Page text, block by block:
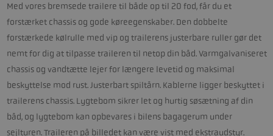
Med vores bremsede trailere til både op til 20 fod, får du et
forstærket chassis og gode køreegenskaber. Den dobbelte
forstærkede kølrulle med vip og trailerens justerbare ruller gør det
nemt for dig at tilpasse traileren til netop din båd. Varmgalvaniseret
chassis og vandtætte lejer for længere levetid og maksimal
beskyttelse mod rust. Justerbart spiltårn. Kablerne ligger beskyttet i
trailerens chassis. Lygtebom sikrer let og hurtig søsætning af din
båd, og lygtebom kan opbevares i bilens bagagerum under
sejlturen. Traileren på billedet kan være vist med ekstraudstyr.